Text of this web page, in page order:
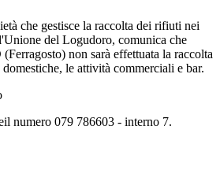
che gestisce la raccolta dei rifiuti nei
del Logudoro, comunica che
non sarà effettuata la raccolta
le attività commerciali e bar.
numero 079 786603 - interno 7.